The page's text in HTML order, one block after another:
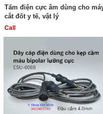
Tấm điện cực âm dùng cho
cắt đốt y tế, vật lý
Call